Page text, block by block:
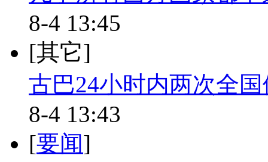
8-4 13:45
[其它]
古巴24小时内两次全
8-4 13:43
[要闻]